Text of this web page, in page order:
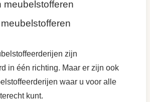
meubelstofferen
zijn
in één richting. Maar er zijn ook
waar u voor alle
kunt.